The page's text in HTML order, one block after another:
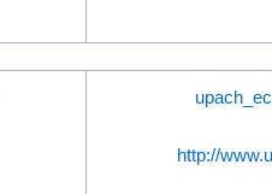
http://